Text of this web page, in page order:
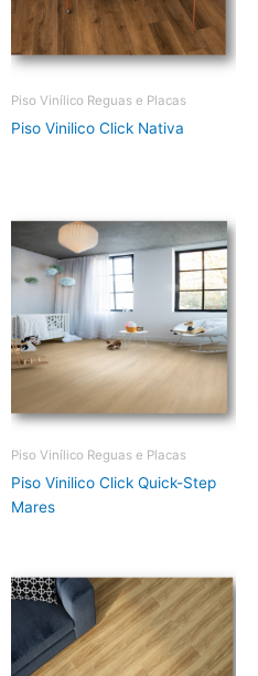
Piso Vinílico Reguas e Placas
Piso Vinilico Click Nativa
Piso Vinílico Reguas e Placas
Piso Vinilico Click Quick-Step
Mares